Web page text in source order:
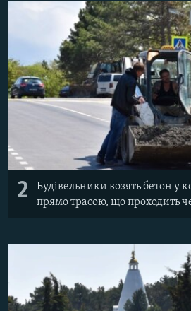
2
Будівельники возять бетон у
прямо трасою, що проходить